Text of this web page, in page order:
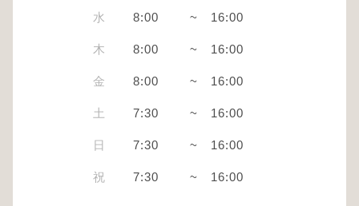
水 8:00 ~ 16:00
木 8:00 ~ 16:00
金 8:00 ~ 16:00
土 7:30 ~ 16:00
日 7:30 ~ 16:00
祝 7:30 ~ 16:00